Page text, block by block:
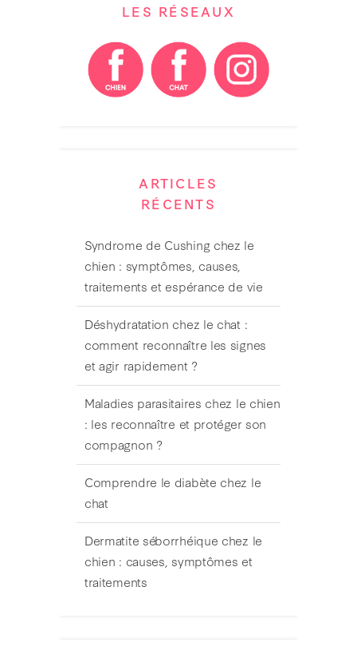
LES RÉSEAUX
ARTICLES
RÉCENTS
Syndrome de Cushing chez le
chien : symptômes, causes,
traitements et espérance de vie
Déshydratation chez le chat :
comment reconnaître les signes
et agir rapidement ?
Maladies parasitaires chez le chien
: les reconnaître et protéger son
compagnon ?
Comprendre le diabète chez le
chat
Dermatite séborrhéique chez le
chien : causes, symptômes et
traitements